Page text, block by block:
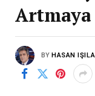
Artmaya
BY HASAN